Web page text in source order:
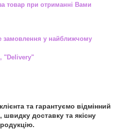
товар при отриманні Вами
замовлення у найближчому
"Delivery"
та гарантуємо відмінний
швидку доставку та якісну